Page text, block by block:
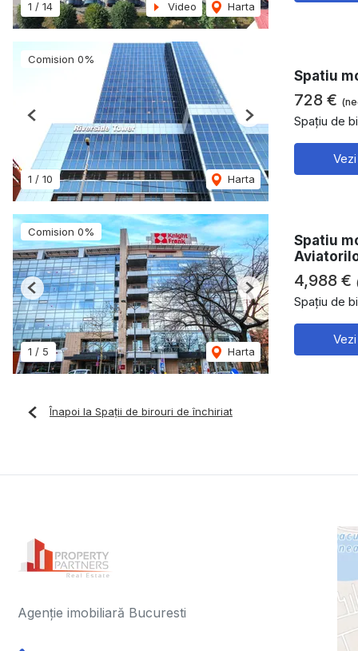
1 / 14 Video Harta
Comision 0%
1 / 10 Harta
Previous Next
Spatiu
728 €
Spațiu de
Comision 0%
1 / 5 Harta
Previous Next
Spatiu
4,988 €
Spațiu de
Înapoi la Spații de birouri de închiriat
Agenție imobiliară Bucuresti